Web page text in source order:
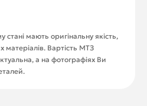
стані мають оригінальну якість,
матеріалів. Вартість МТЗ
а на фотографіях Ви